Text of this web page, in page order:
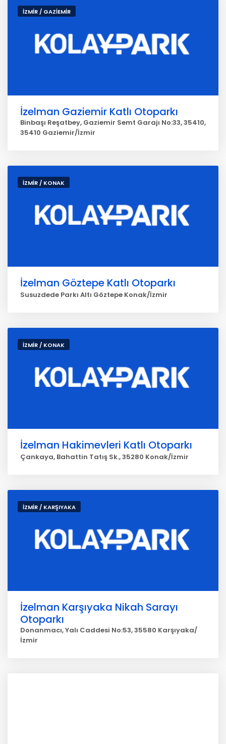
İZMİR / GAZİEMİR
İzelman Gaziemir Katlı Otoparkı
Binbaşı Reşatbey, Gaziemir Semt Garajı No:33, 35410,
35410 Gaziemir/İzmir
İZMİR / KONAK
İzelman Göztepe Katlı Otoparkı
Susuzdede Parkı Altı Göztepe Konak/İzmir
İZMİR / KONAK
İzelman Hakimevleri Katlı Otoparkı
Çankaya, Bahattin Tatış Sk., 35280 Konak/İzmir
İZMİR / KARŞIYAKA
İzelman Karşıyaka Nikah Sarayı
Otoparkı
Donanmacı, Yalı Caddesi No:53, 35580 Karşıyaka/
İzmir